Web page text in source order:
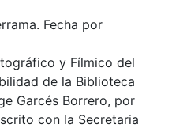
Fecha por
y Fílmico del
de la Biblioteca
Garcés Borrero, por
con la Secretaria